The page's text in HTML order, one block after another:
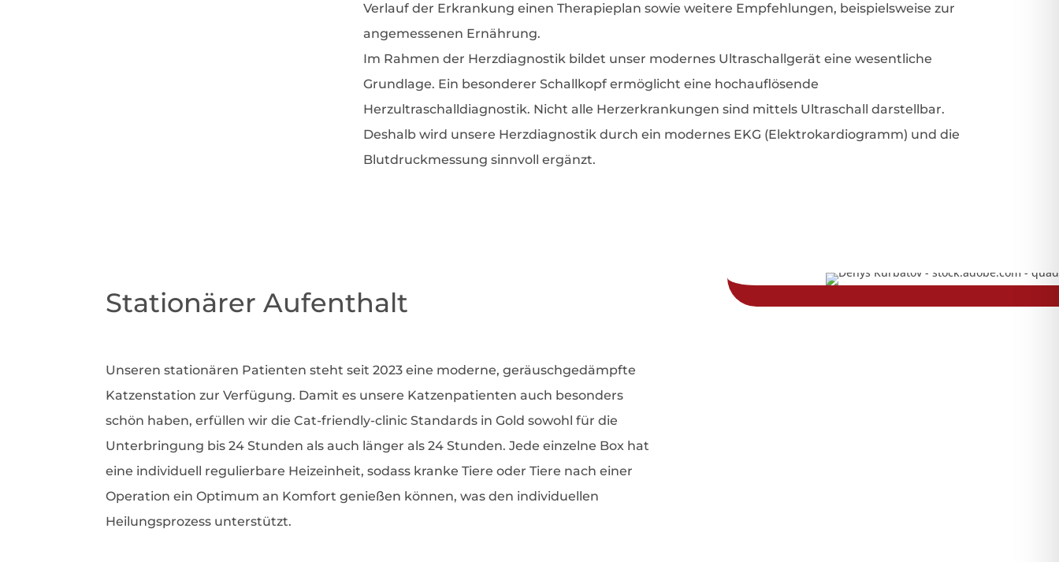
Verlauf der Erkrankung einen Therapieplan sowie weitere Empfehlungen, beispielsweise zur
angemessenen Ernährung.
Im Rahmen der Herzdiagnostik bildet unser modernes Ultraschallgerät eine wesentliche
Grundlage. Ein besonderer Schallkopf ermöglicht eine hochauflösende
Herzultraschalldiagnostik. Nicht alle Herzerkrankungen sind mittels Ultraschall darstellbar.
Deshalb wird unsere Herzdiagnostik durch ein modernes EKG (Elektrokardiogramm) und die
Blutdruckmessung sinnvoll ergänzt.
Stationärer Aufenthalt
Unseren stationären Patienten steht seit 2023 eine moderne, geräuschgedämpfte
Katzenstation zur Verfügung. Damit es unsere Katzenpatienten auch besonders
schön haben, erfüllen wir die Cat-friendly-clinic Standards in Gold sowohl für die
Unterbringung bis 24 Stunden als auch länger als 24 Stunden. Jede einzelne Box hat
eine individuell regulierbare Heizeinheit, sodass kranke Tiere oder Tiere nach einer
Operation ein Optimum an Komfort genießen können, was den individuellen
Heilungsprozess unterstützt.